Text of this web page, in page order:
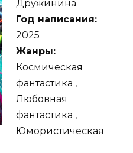
Дружинина
Год написания:
2025
Жанры:
Космическая
фантастика ,
Любовная
фантастика ,
Юмористическая